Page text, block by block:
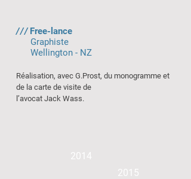
Réalisation, avec G.Prost, du monogramme et
de la carte de visite de
l’avocat Jack Wass.
///Free-lance
Graphiste
Wellington - NZ
2015
2014